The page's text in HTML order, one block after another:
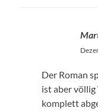
Der Roman
ist aber
komplett